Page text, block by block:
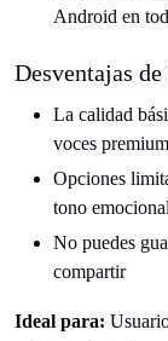
Android en
Desventajas
La calidad
voces
Opciones
tono emocional
No puedes
compartir
Ideal para: